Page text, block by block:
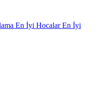
En İyi HocalarEn İyi